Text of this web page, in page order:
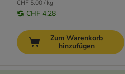
CHF 5.00 / kg
CHF 4.28
Zum Warenkorb
hinzufügen